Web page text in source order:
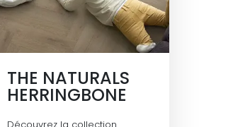
THE NATURALS
HERRINGBONE